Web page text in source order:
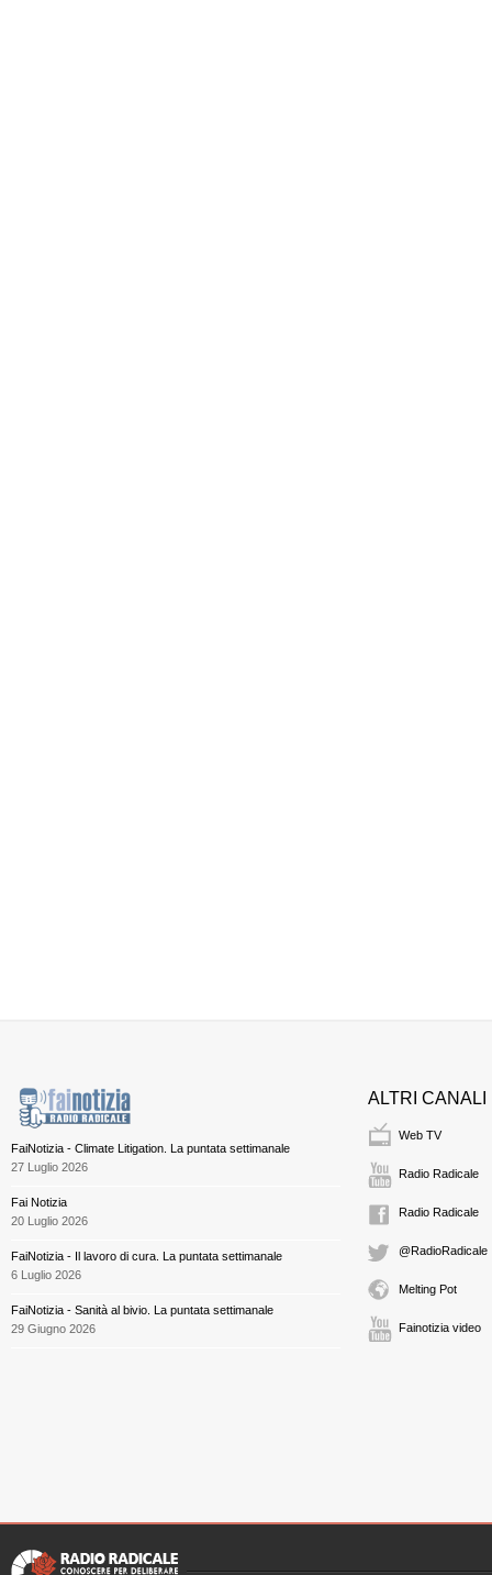
FaiNotizia - Climate Litigation. La puntata settimanale
27 Luglio 2026
Fai Notizia
20 Luglio 2026
FaiNotizia - Il lavoro di cura. La puntata settimanale
6 Luglio 2026
FaiNotizia - Sanità al bivio. La puntata settimanale
29 Giugno 2026
ALTRI CANALI
Web TV
Radio Radicale
Radio Radicale
@RadioRadicale
Melting Pot
Fainotizia video